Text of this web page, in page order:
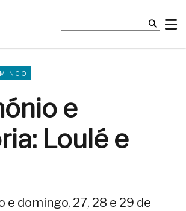
e
Loulé e
e domingo, 27, 28 e 29 de